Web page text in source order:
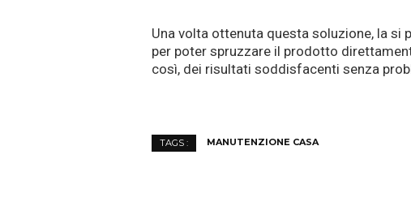
Una volta ottenuta questa soluzione, la si
per poter spruzzare il prodotto
così, dei risultati soddisfacenti senza
TAGS : MANUTENZIONE CASA